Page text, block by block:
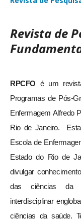
Revista de
RPCFO é um
Programas de Pós-
Enfermagem Alfredo
Rio de Janeiro.
Escola de
Estado do Rio de
divulgar
das ciências da
interdisciplinar
ciências da saúde.